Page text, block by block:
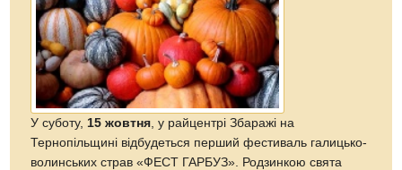
У суботу, 15 жовтня , у райцентрі Збаражі на
Тернопільщині відбудеться перший фестиваль галицько-
волинських страв «ФЕСТ ГАРБУЗ». Родзинкою свята